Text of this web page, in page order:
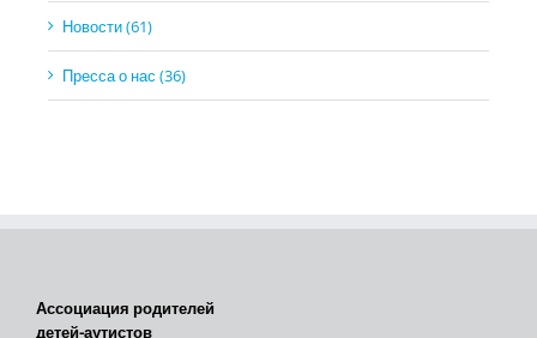
Новости (61)
Пресса о нас (36)
Ассоциация родителей
детей-аутистов